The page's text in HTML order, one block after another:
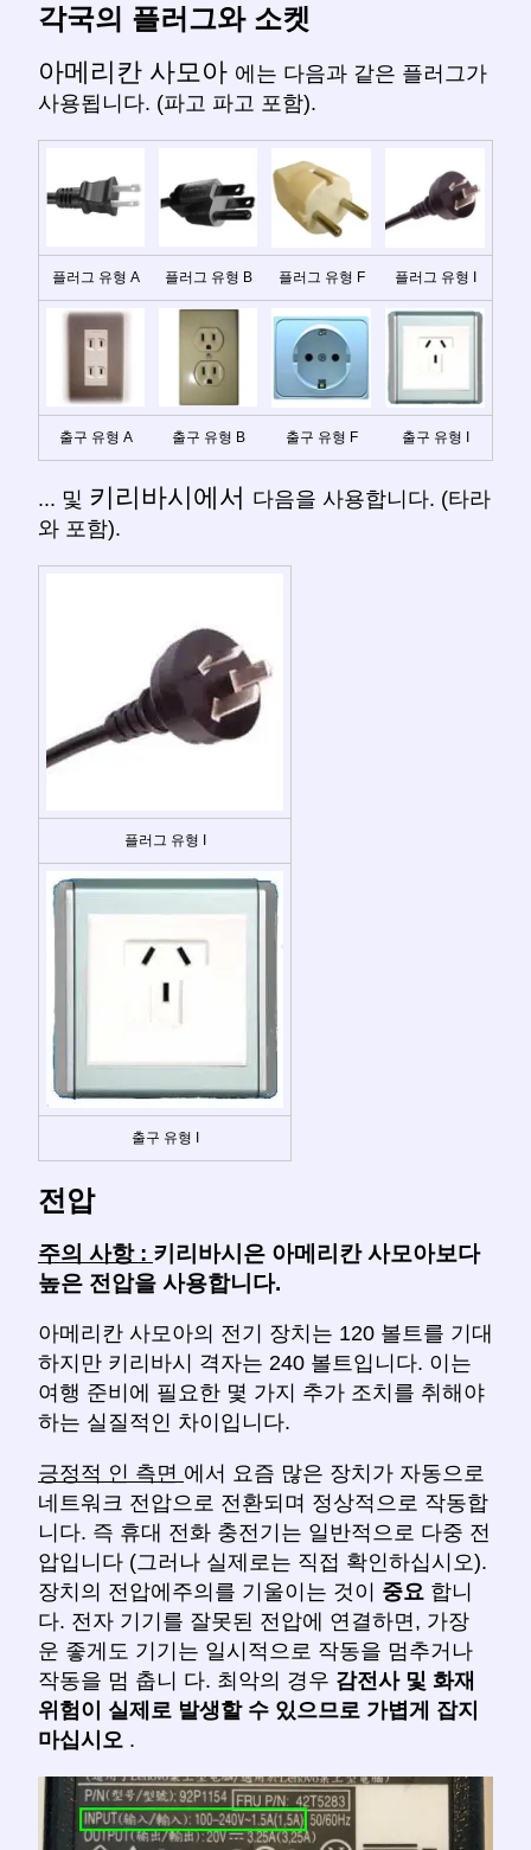
각국의 플러그와 소켓
아메리칸 사모아 에는 다음과 같은 플러그가
사용됩니다. (파고 파고 포함).
플러그 유형 A 플러그 유형 B 플러그 유형 F 플러그 유형 I
출구 유형 A 출구 유형 B 출구 유형 F 출구 유형 I
... 및 키리바시에서 다음을 사용합니다. (타라
와 포함).
플러그 유형 I
출구 유형 I
전압
주의 사항 : 키리바시은 아메리칸 사모아보다
높은 전압을 사용합니다.
아메리칸 사모아의 전기 장치는 120 볼트를 기대
하지만 키리바시 격자는 240 볼트입니다. 이는
여행 준비에 필요한 몇 가지 추가 조치를 취해야
하는 실질적인 차이입니다.
긍정적 인 측면 에서 요즘 많은 장치가 자동으로
네트워크 전압으로 전환되며 정상적으로 작동합
니다. 즉 휴대 전화 충전기는 일반적으로 다중 전
압입니다 (그러나 실제로는 직접 확인하십시오).
장치의 전압에주의를 기울이는 것이 중요 합니
다. 전자 기기를 잘못된 전압에 연결하면, 가장
운 좋게도 기기는 일시적으로 작동을 멈추거나
작동을 멈 춥니 다. 최악의 경우 감전사 및 화재
위험이 실제로 발생할 수 있으므로 가볍게 잡지
마십시오 .